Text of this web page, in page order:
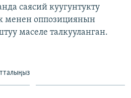
саясий куугунтукту
менен оппозициянын
маселе талкууланган.